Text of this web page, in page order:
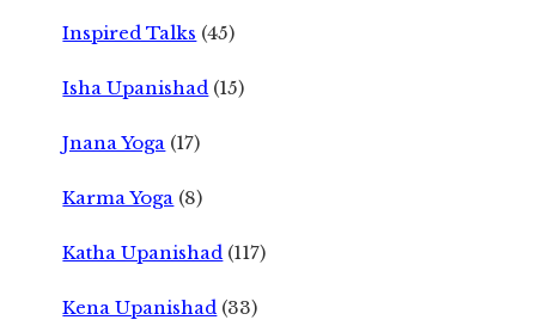
Inspired Talks (45)
Isha Upanishad (15)
Jnana Yoga (17)
Karma Yoga (8)
Katha Upanishad (117)
Kena Upanishad (33)